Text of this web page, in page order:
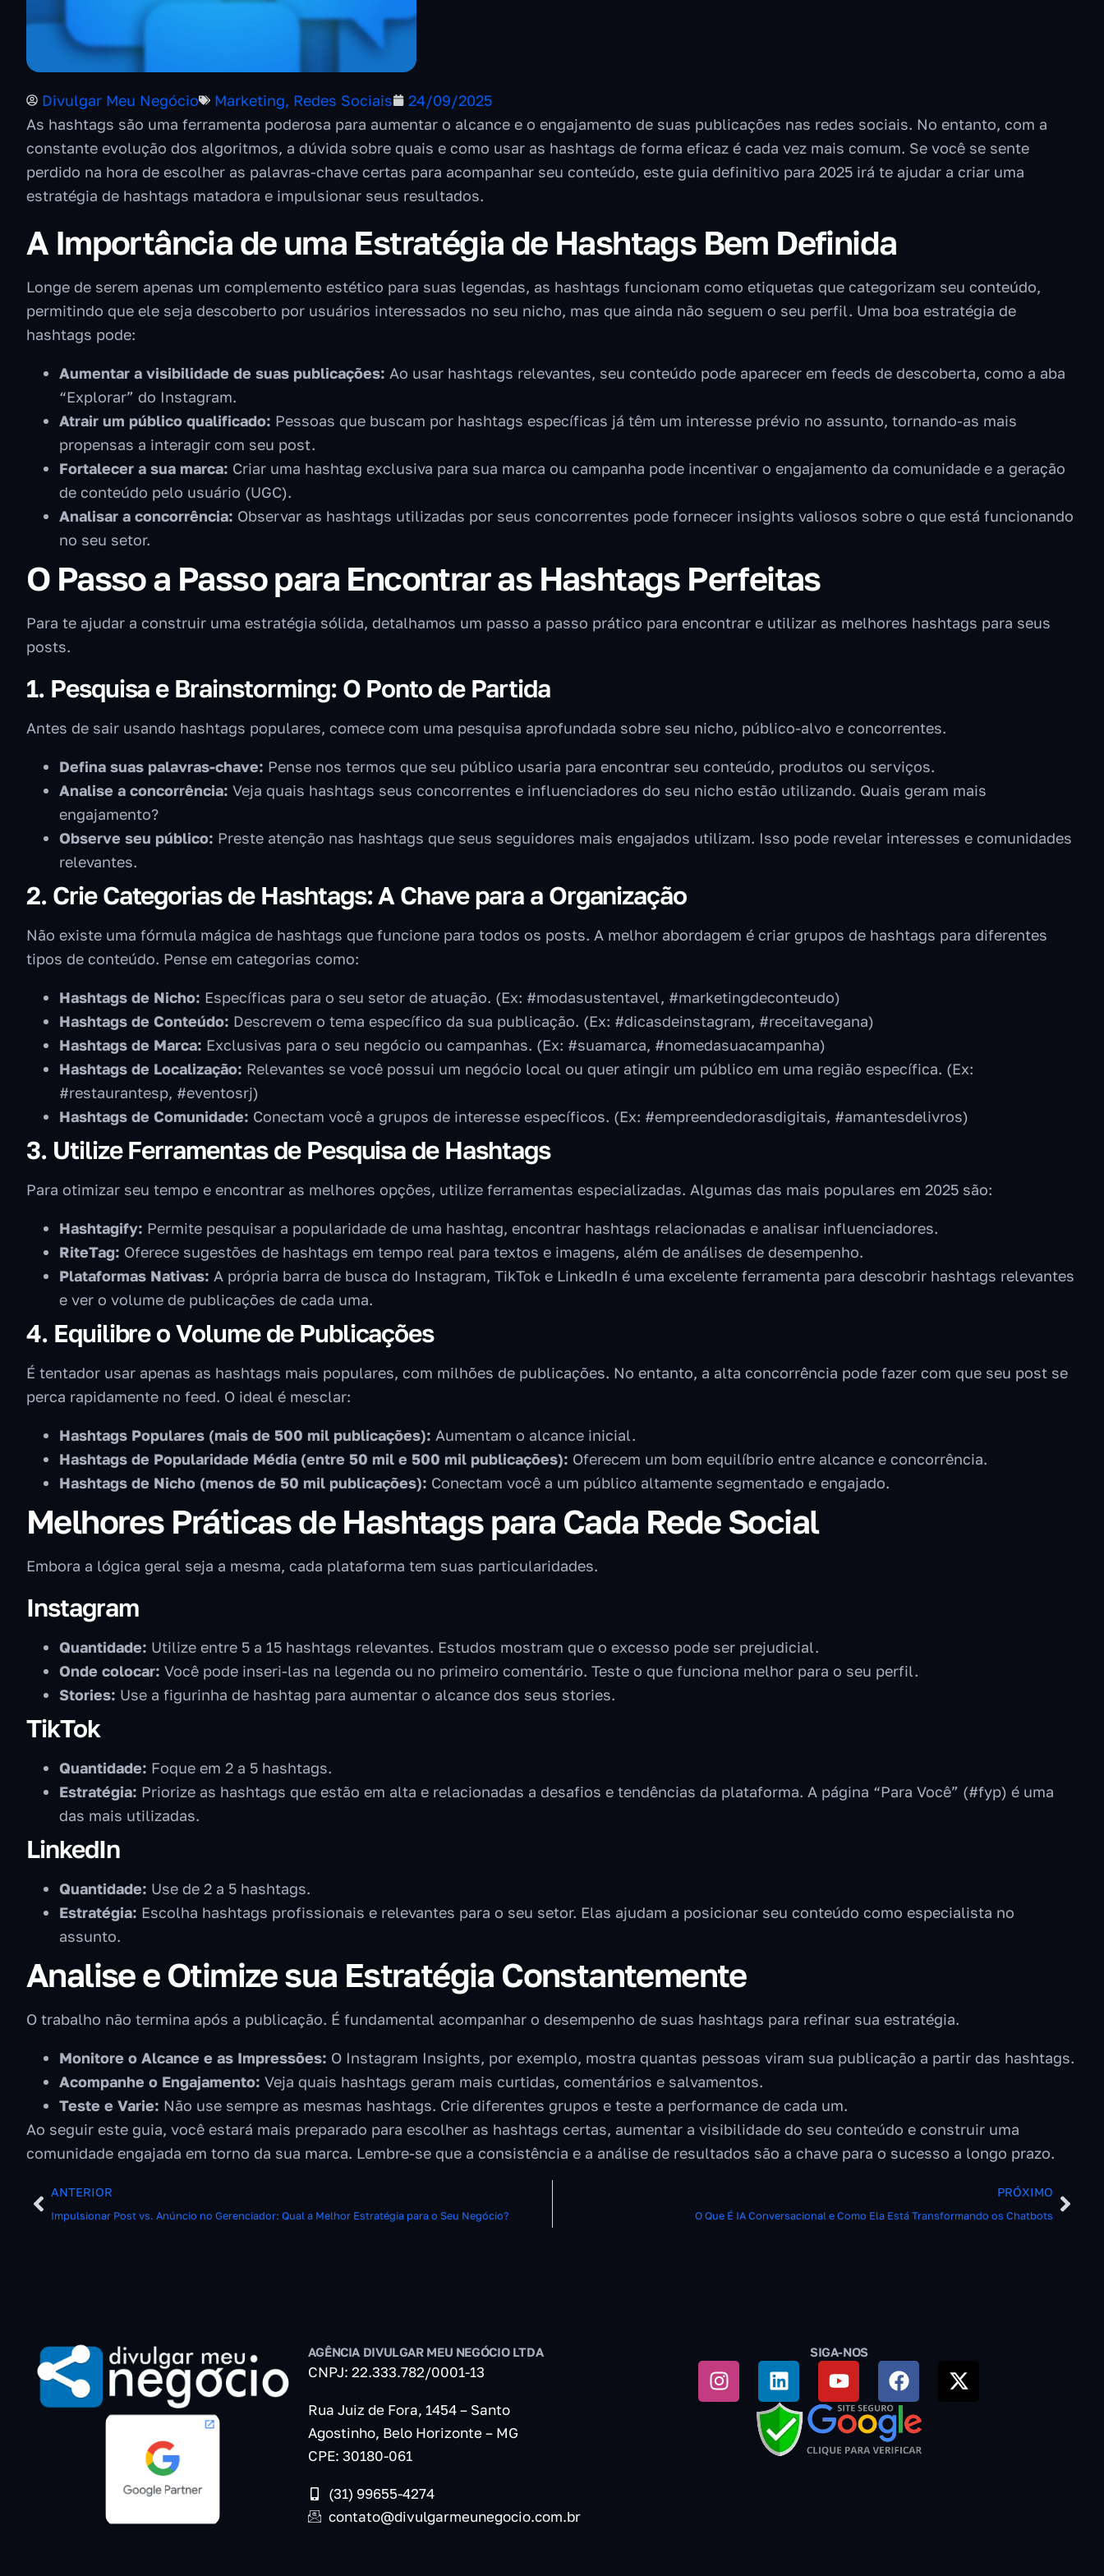
Divulgar Meu Negócio Marketing, Redes Sociais
24/09/2025
As hashtags são uma ferramenta poderosa para aumentar o alcance e o engajamento de suas publicações nas redes sociais. No entanto, com a
constante evolução dos algoritmos, a dúvida sobre quais e como usar as hashtags de forma eficaz é cada vez mais comum. Se você se sente
perdido na hora de escolher as palavras-chave certas para acompanhar seu conteúdo, este guia definitivo para 2025 irá te ajudar a criar uma
estratégia de hashtags matadora e impulsionar seus resultados.
A Importância de uma Estratégia de Hashtags Bem Definida
Longe de serem apenas um complemento estético para suas legendas, as hashtags funcionam como etiquetas que categorizam seu conteúdo,
permitindo que ele seja descoberto por usuários interessados no seu nicho, mas que ainda não seguem o seu perfil. Uma boa estratégia de
hashtags pode:
Aumentar a visibilidade de suas publicações: Ao usar hashtags relevantes, seu conteúdo pode aparecer em feeds de descoberta, como a aba
“Explorar” do Instagram.
Atrair um público qualificado: Pessoas que buscam por hashtags específicas já têm um interesse prévio no assunto, tornando-as mais
propensas a interagir com seu post.
Fortalecer a sua marca: Criar uma hashtag exclusiva para sua marca ou campanha pode incentivar o engajamento da comunidade e a geração
de conteúdo pelo usuário (UGC).
Analisar a concorrência: Observar as hashtags utilizadas por seus concorrentes pode fornecer insights valiosos sobre o que está funcionando
no seu setor.
O Passo a Passo para Encontrar as Hashtags Perfeitas
Para te ajudar a construir uma estratégia sólida, detalhamos um passo a passo prático para encontrar e utilizar as melhores hashtags para seus
posts.
1. Pesquisa e Brainstorming: O Ponto de Partida
Antes de sair usando hashtags populares, comece com uma pesquisa aprofundada sobre seu nicho, público-alvo e concorrentes.
Defina suas palavras-chave: Pense nos termos que seu público usaria para encontrar seu conteúdo, produtos ou serviços.
Analise a concorrência: Veja quais hashtags seus concorrentes e influenciadores do seu nicho estão utilizando. Quais geram mais
engajamento?
Observe seu público: Preste atenção nas hashtags que seus seguidores mais engajados utilizam. Isso pode revelar interesses e comunidades
relevantes.
2. Crie Categorias de Hashtags: A Chave para a Organização
Não existe uma fórmula mágica de hashtags que funcione para todos os posts. A melhor abordagem é criar grupos de hashtags para diferentes
tipos de conteúdo. Pense em categorias como:
Hashtags de Nicho: Específicas para o seu setor de atuação. (Ex: #modasustentavel, #marketingdeconteudo)
Hashtags de Conteúdo: Descrevem o tema específico da sua publicação. (Ex: #dicasdeinstagram, #receitavegana)
Hashtags de Marca: Exclusivas para o seu negócio ou campanhas. (Ex: #suamarca, #nomedasuacampanha)
Hashtags de Localização: Relevantes se você possui um negócio local ou quer atingir um público em uma região específica. (Ex:
#restaurantesp, #eventosrj)
Hashtags de Comunidade: Conectam você a grupos de interesse específicos. (Ex: #empreendedorasdigitais, #amantesdelivros)
3. Utilize Ferramentas de Pesquisa de Hashtags
Para otimizar seu tempo e encontrar as melhores opções, utilize ferramentas especializadas. Algumas das mais populares em 2025 são:
Hashtagify: Permite pesquisar a popularidade de uma hashtag, encontrar hashtags relacionadas e analisar influenciadores.
RiteTag: Oferece sugestões de hashtags em tempo real para textos e imagens, além de análises de desempenho.
Plataformas Nativas: A própria barra de busca do Instagram, TikTok e LinkedIn é uma excelente ferramenta para descobrir hashtags relevantes
e ver o volume de publicações de cada uma.
4. Equilibre o Volume de Publicações
É tentador usar apenas as hashtags mais populares, com milhões de publicações. No entanto, a alta concorrência pode fazer com que seu post se
perca rapidamente no feed. O ideal é mesclar:
Hashtags Populares (mais de 500 mil publicações): Aumentam o alcance inicial.
Hashtags de Popularidade Média (entre 50 mil e 500 mil publicações): Oferecem um bom equilíbrio entre alcance e concorrência.
Hashtags de Nicho (menos de 50 mil publicações): Conectam você a um público altamente segmentado e engajado.
Melhores Práticas de Hashtags para Cada Rede Social
Embora a lógica geral seja a mesma, cada plataforma tem suas particularidades.
Instagram
Quantidade: Utilize entre 5 a 15 hashtags relevantes. Estudos mostram que o excesso pode ser prejudicial.
Onde colocar: Você pode inseri-las na legenda ou no primeiro comentário. Teste o que funciona melhor para o seu perfil.
Stories: Use a figurinha de hashtag para aumentar o alcance dos seus stories.
TikTok
Quantidade: Foque em 2 a 5 hashtags.
Estratégia: Priorize as hashtags que estão em alta e relacionadas a desafios e tendências da plataforma. A página “Para Você” (#fyp) é uma
das mais utilizadas.
LinkedIn
Quantidade: Use de 2 a 5 hashtags.
Estratégia: Escolha hashtags profissionais e relevantes para o seu setor. Elas ajudam a posicionar seu conteúdo como especialista no
assunto.
Analise e Otimize sua Estratégia Constantemente
O trabalho não termina após a publicação. É fundamental acompanhar o desempenho de suas hashtags para refinar sua estratégia.
Monitore o Alcance e as Impressões: O Instagram Insights, por exemplo, mostra quantas pessoas viram sua publicação a partir das hashtags.
Acompanhe o Engajamento: Veja quais hashtags geram mais curtidas, comentários e salvamentos.
Teste e Varie: Não use sempre as mesmas hashtags. Crie diferentes grupos e teste a performance de cada um.
Ao seguir este guia, você estará mais preparado para escolher as hashtags certas, aumentar a visibilidade do seu conteúdo e construir uma
comunidade engajada em torno da sua marca. Lembre-se que a consistência e a análise de resultados são a chave para o sucesso a longo prazo.
ANTERIOR
Impulsionar Post vs. Anúncio no Gerenciador: Qual a Melhor Estratégia para o Seu Negócio?
PRÓXIMO
O Que É IA Conversacional e Como Ela Está Transformando os Chatbots
AGÊNCIA DIVULGAR MEU NEGÓCIO LTDA
CNPJ: 22.333.782/0001-13
Rua Juiz de Fora, 1454 – Santo
Agostinho, Belo Horizonte – MG
CPE: 30180-061
(31) 99655-4274
contato@divulgarmeunegocio.com.br
SIGA-NOS